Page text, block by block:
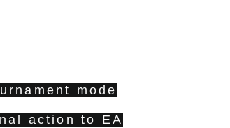
mode
action to EA